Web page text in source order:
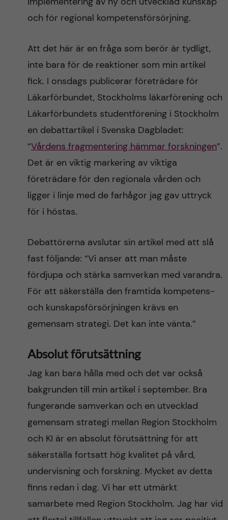
och för regional kompetensförsörjning.
Att det här är en fråga som berör är tydligt,
inte bara för de reaktioner som min artikel
fick. I onsdags publicerar företrädare för
Läkarförbundet, Stockholms läkarförening och
Läkarförbundets studentförening i Stockholm
en debattartikel i Svenska Dagbladet:
“Vårdens fragmentering hämmar forskningen”.
Det är en viktig markering av viktiga
företrädare för den regionala vården och
ligger i linje med de farhågor jag gav uttryck
för i höstas.
Debattörerna avslutar sin artikel med att slå
fast följande: “Vi anser att man måste
fördjupa och stärka samverkan med varandra.
För att säkerställa den framtida kompetens-
och kunskapsförsörjningen krävs en
gemensam strategi. Det kan inte vänta.”
Absolut förutsättning
Jag kan bara hålla med och det var också
bakgrunden till min artikel i september. Bra
fungerande samverkan och en utvecklad
gemensam strategi mellan Region Stockholm
och KI är en absolut förutsättning för att
säkerställa fortsatt hög kvalitet på vård,
undervisning och forskning. Mycket av detta
finns redan i dag. Vi har ett utmärkt
samarbete med Region Stockholm. Jag har vid